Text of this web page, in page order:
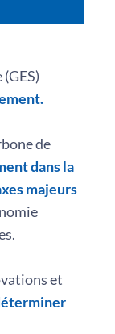
de
dans la
majeurs
et